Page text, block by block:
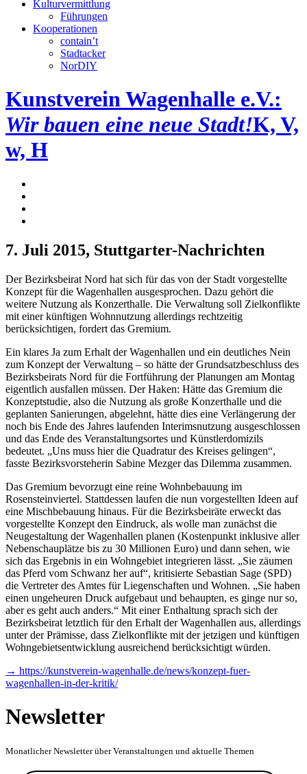
Kulturvermittlung
Führungen
Kooperationen
contain’t
Stadtacker
NorDIY
Kunstverein Wagenhalle e.V.:
Wir bauen eine neue Stadt!K, V,
w, H
7. Juli 2015, Stuttgarter-Nachrichten
Der Bezirksbeirat Nord hat sich für das von der Stadt vorgestellte
Konzept für die Wagenhallen ausgesprochen. Dazu gehört die
weitere Nutzung als Konzerthalle. Die Verwaltung soll Zielkonflikte
mit einer künftigen Wohnnutzung allerdings rechtzeitig
berücksichtigen, fordert das Gremium.
Ein klares Ja zum Erhalt der Wagenhallen und ein deutliches Nein
zum Konzept der Verwaltung – so hätte der Grundsatzbeschluss des
Bezirksbeirats Nord für die Fortführung der Planungen am Montag
eigentlich ausfallen müssen. Der Haken: Hätte das Gremium die
Konzeptstudie, also die Nutzung als große Konzerthalle und die
geplanten Sanierungen, abgelehnt, hätte dies eine Verlängerung der
noch bis Ende des Jahres laufenden Interimsnutzung ausgeschlossen
und das Ende des Veranstaltungsortes und Künstlerdomizils
bedeutet. „Uns muss hier die Quadratur des Kreises gelingen“,
fasste Bezirksvorsteherin Sabine Mezger das Dilemma zusammen.
Das Gremium bevorzugt eine reine Wohnbebauung im
Rosensteinviertel. Stattdessen laufen die nun vorgestellten Ideen auf
eine Mischbebauung hinaus. Für die Bezirksbeiräte erweckt das
vorgestellte Konzept den Eindruck, als wolle man zunächst die
Neugestaltung der Wagenhallen planen (Kostenpunkt inklusive aller
Nebenschauplätze bis zu 30 Millionen Euro) und dann sehen, wie
sich das Ergebnis in ein Wohngebiet integrieren lässt. „Sie zäumen
das Pferd vom Schwanz her auf“, kritisierte Sebastian Sage (SPD)
die Vertreter des Amtes für Liegenschaften und Wohnen. „Sie haben
einen ungeheuren Druck aufgebaut und behaupten, es ginge nur so,
aber es geht auch anders.“ Mit einer Enthaltung sprach sich der
Bezirksbeirat letztlich für den Erhalt der Wagenhallen aus, allerdings
unter der Prämisse, dass Zielkonflikte mit der jetzigen und künftigen
Wohngebietsentwicklung ausreichend berücksichtigt würden.
→ https://kunstverein-wagenhalle.de/news/konzept-fuer-
wagenhallen-in-der-kritik/
Newsletter
Monatlicher Newsletter über Veranstaltungen und aktuelle Themen